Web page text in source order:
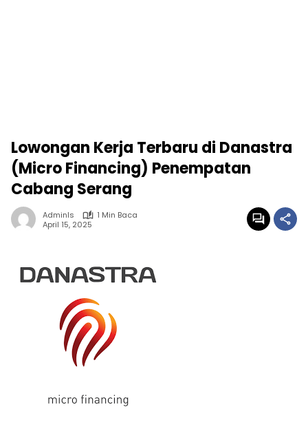
Lowongan Kerja Terbaru di Danastra
(Micro Financing) Penempatan
Cabang Serang
Adminls
1 Min Baca
April 15, 2025